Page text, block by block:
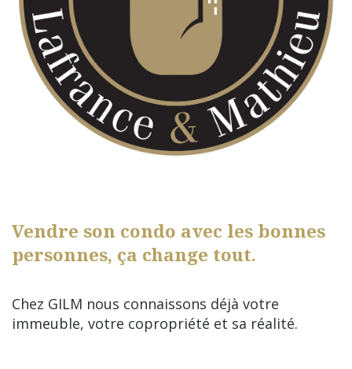
Vendre son condo avec les bonnes
personnes, ça change tout.
Chez GILM nous connaissons déjà votre
immeuble, votre copropriété et sa réalité.